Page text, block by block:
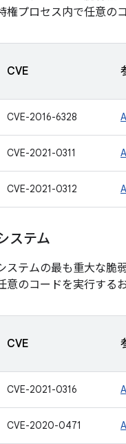
権プロセス内で任意の
CVE
CVE-2016-6328
CVE-2021-0311
CVE-2021-0312
ステム
ステムの最も重大な脆
意のコードを実行する
CVE
CVE-2021-0316
CVE-2020-0471